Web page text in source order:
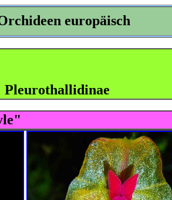
europäisch
Pleurothallidinae